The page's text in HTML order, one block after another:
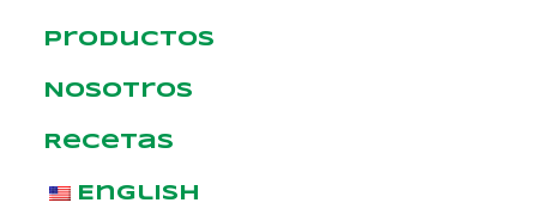
Productos
Nosotros
Recetas
English